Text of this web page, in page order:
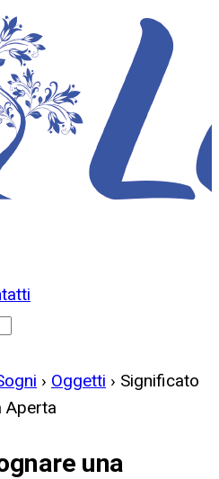
› Oggetti › Significato
Aperta
una